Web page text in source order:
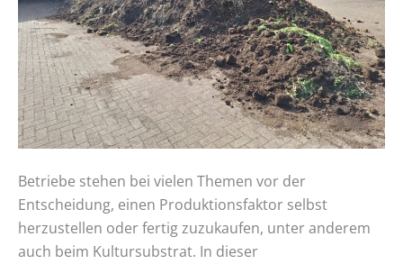
Betriebe stehen bei vielen Themen vor der
Entscheidung, einen Produktionsfaktor selbst
herzustellen oder fertig zuzukaufen, unter anderem
auch beim Kultursubstrat. In dieser